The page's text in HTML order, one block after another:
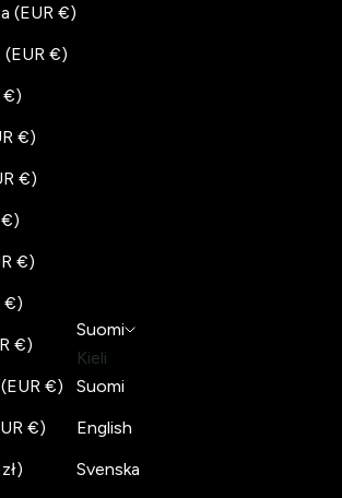
Ahvenanmaa (EUR €)
Alankomaat (EUR €)
Belgia (EUR €)
Bulgaria (EUR €)
Espanja (EUR €)
Irlanti (EUR €)
Itävalta (EUR €)
Latvia (EUR €)
Liettua (EUR €)
Luxemburg (EUR €)
Portugali (EUR €)
Puola (PLN zł)
Suomi
Kieli
Suomi
English
Svenska